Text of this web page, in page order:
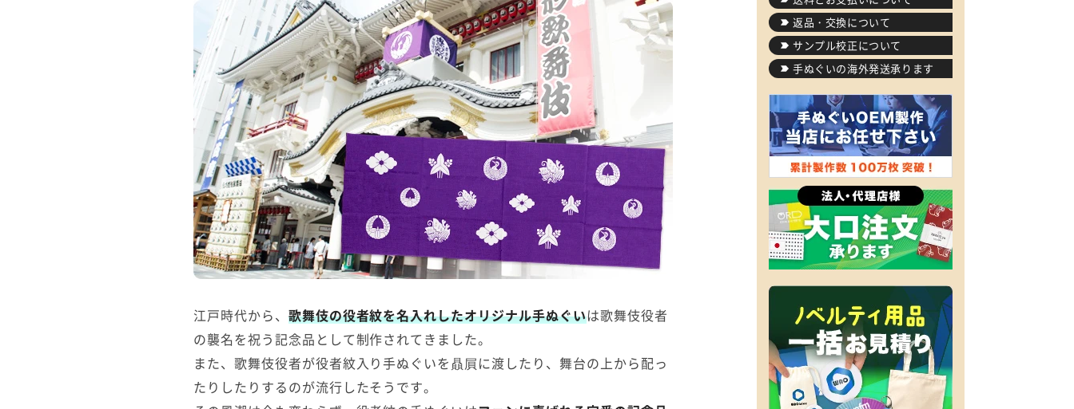
江戸時代から、 歌舞伎の役者紋を名入れしたオリジナル手ぬぐいは歌舞伎役者
の襲名を祝う記念品として制作されてきました。
また、歌舞伎役者が役者紋入り手ぬぐいを贔屓に渡したり、舞台の上から配っ
たりしたりするのが流行したそうです。
返品・交換について
サンプル校正について
手ぬぐいの海外発送承ります